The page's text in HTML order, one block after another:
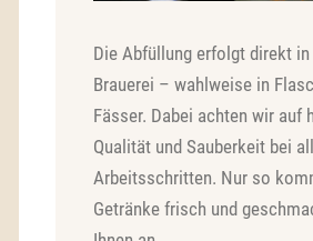
Die Abfüllung erfolgt direkt in
Brauerei – wahlweise in
Fässer. Dabei achten wir auf
Qualität und Sauberkeit bei
Arbeitsschritten. Nur so
Getränke frisch und